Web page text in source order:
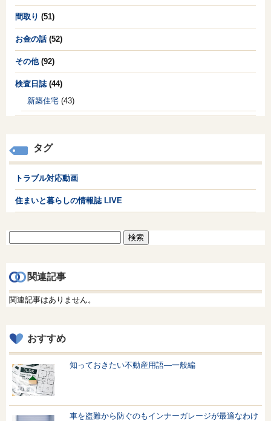
間取り (51)
お金の話(52)
その他(92)
検査日誌(44)
新築住宅 (43)
タグ
トラブル対応動画
住まいと暮らしの情報誌 LIVE
関連記事
関連記事はありません。
おすすめ
知っておきたい不動産用語—一般編
車を盗難から防ぐのもインナーガレージが最適なわけ